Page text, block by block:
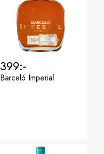
399:-
Barceló Imperial